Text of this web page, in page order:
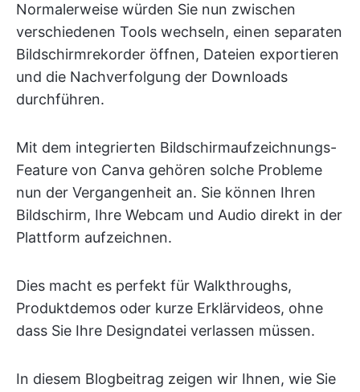
Normalerweise würden Sie nun zwischen
verschiedenen Tools wechseln, einen separaten
Bildschirmrekorder öffnen, Dateien exportieren
und die Nachverfolgung der Downloads
durchführen.
Mit dem integrierten Bildschirmaufzeichnungs-
Feature von Canva gehören solche Probleme
nun der Vergangenheit an. Sie können Ihren
Bildschirm, Ihre Webcam und Audio direkt in der
Plattform aufzeichnen.
Dies macht es perfekt für Walkthroughs,
Produktdemos oder kurze Erklärvideos, ohne
dass Sie Ihre Designdatei verlassen müssen.
In diesem Blogbeitrag zeigen wir Ihnen, wie Sie